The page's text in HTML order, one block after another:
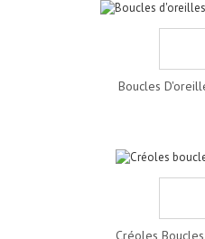
Boucles
Créoles